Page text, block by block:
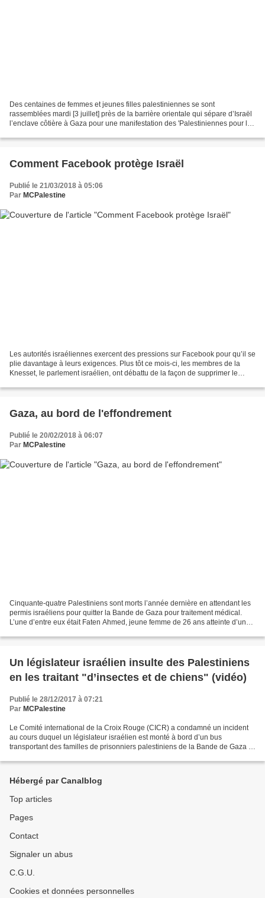
Des centaines de femmes et jeunes filles palestiniennes se sont
rassemblées mardi [3 juillet] près de la barrière orientale qui sépare d’Israël
l’enclave côtière à Gaza pour une manifestation des 'Palestiniennes pour le
Comment Facebook protège Israël
Publié le 21/03/2018 à 05:06
Par MCPalestine
Les autorités israéliennes exercent des pressions sur Facebook pour qu’il se
plie davantage à leurs exigences. Plus tôt ce mois-ci, les membres de la
Knesset, le parlement israélien, ont débattu de la façon de supprimer le
Gaza, au bord de l'effondrement
Publié le 20/02/2018 à 06:07
Par MCPalestine
Cinquante-quatre Palestiniens sont morts l’année dernière en attendant les
permis israéliens pour quitter la Bande de Gaza pour traitement médical.
L’une d’entre eux était Faten Ahmed, jeune femme de 26 ans atteinte d’une
Un législateur israélien insulte des Palestiniens
en les traitant "d’insectes et de chiens" (vidéo)
Publié le 28/12/2017 à 07:21
Par MCPalestine
Le Comité international de la Croix Rouge (CICR) a condamné un incident
au cours duquel un législateur israélien est monté à bord d’un bus
transportant des familles de prisonniers palestiniens de la Bande de Gaza et
Hébergé par Canalblog
Top articles
Pages
Contact
Signaler un abus
C.G.U.
Cookies et données personnelles